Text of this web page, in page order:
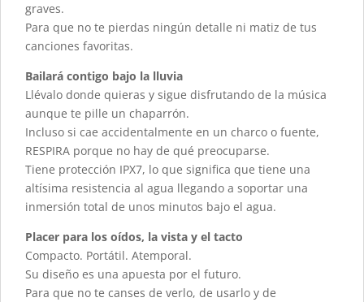
graves.
Para que no te pierdas ningún detalle ni matiz de tus
canciones favoritas.
Bailará contigo bajo la lluvia
Llévalo donde quieras y sigue disfrutando de la música
aunque te pille un chaparrón.
Incluso si cae accidentalmente en un charco o fuente,
RESPIRA porque no hay de qué preocuparse.
Tiene protección IPX7, lo que significa que tiene una
altísima resistencia al agua llegando a soportar una
inmersión total de unos minutos bajo el agua.
Placer para los oídos, la vista y el tacto
Compacto. Portátil. Atemporal.
Su diseño es una apuesta por el futuro.
Para que no te canses de verlo, de usarlo y de